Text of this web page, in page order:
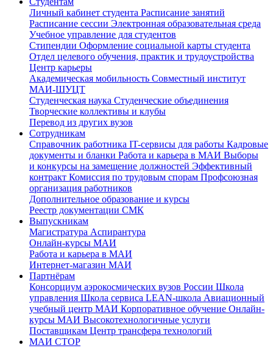
Личный кабинет студента Расписание занятий
Расписание сессии Электронная образовательная среда
Учебное управление для студентов
Стипендии Оформление социальной карты студента
Отдел целевого обучения, практик и трудоустройства
Центр карьеры
Академическая мобильность Совместный институт
МАИ-ШУЦТ
Студенческая наука Студенческие объединения
Творческие коллективы и клубы
Перевод из других вузов
Сотрудникам
Cправочник работника IT-сервисы для работы Кадровые
документы и бланки Работа и карьера в МАИ Выборы
и конкурсы на замещение должностей Эффективный
контракт Комиссия по трудовым спорам Профсоюзная
организация работников
Дополнительное образование и курсы
Реестр документации СМК
Выпускникам
Магистратура Аспирантура
Онлайн-курсы МАИ
Работа и карьера в МАИ
Интернет-магазин МАИ
Партнёрам
Консорциум аэрокосмических вузов России Школа
управления Школа сервиса LEAN-школа Авиационный
учебный центр МАИ Корпоративное обучение Онлайн-
курсы МАИ Высокотехнологичные услуги
Поставщикам Центр трансфера технологий
МАИ СТОР